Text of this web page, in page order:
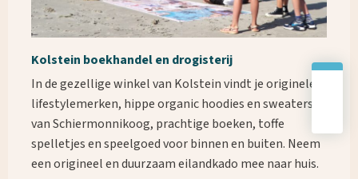
Kolstein boekhandel en drogisterij
In de gezellige winkel van Kolstein vindt je originele
lifestylemerken, hippe organic hoodies en sweaters
van Schiermonnikoog, prachtige boeken, toffe
spelletjes en speelgoed voor binnen en buiten. Neem
een origineel en duurzaam eilandkado mee naar huis.